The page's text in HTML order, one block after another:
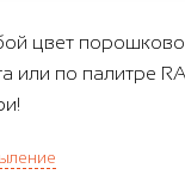
цвет
или по палитре